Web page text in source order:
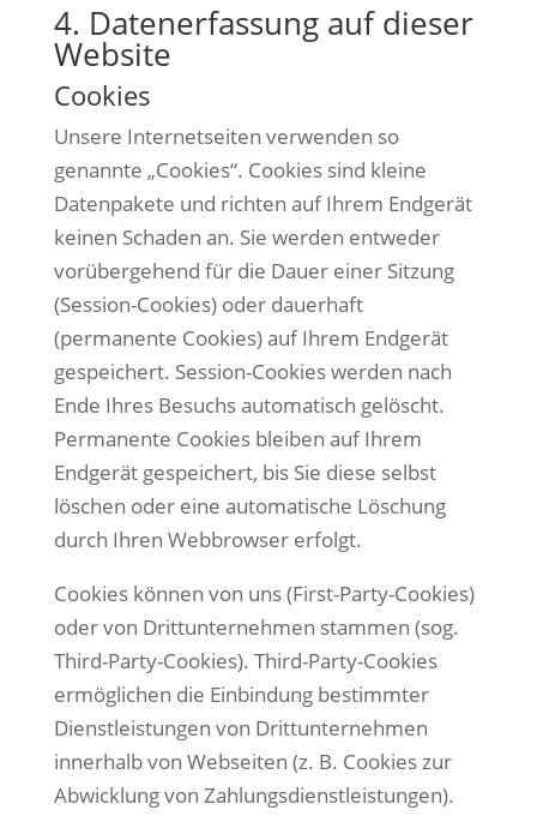
4. Datenerfassung auf dieser
Website
Cookies
Unsere Internetseiten verwenden so
genannte „Cookies“. Cookies sind kleine
Datenpakete und richten auf Ihrem Endgerät
keinen Schaden an. Sie werden entweder
vorübergehend für die Dauer einer Sitzung
(Session-Cookies) oder dauerhaft
(permanente Cookies) auf Ihrem Endgerät
gespeichert. Session-Cookies werden nach
Ende Ihres Besuchs automatisch gelöscht.
Permanente Cookies bleiben auf Ihrem
Endgerät gespeichert, bis Sie diese selbst
löschen oder eine automatische Löschung
durch Ihren Webbrowser erfolgt.
Cookies können von uns (First-Party-Cookies)
oder von Drittunternehmen stammen (sog.
Third-Party-Cookies). Third-Party-Cookies
ermöglichen die Einbindung bestimmter
Dienstleistungen von Drittunternehmen
innerhalb von Webseiten (z. B. Cookies zur
Abwicklung von Zahlungsdienstleistungen).